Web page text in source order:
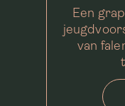
Een
van